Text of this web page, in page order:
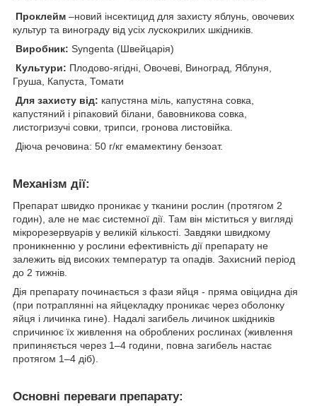
Проклейм –новий інсектицид для захисту яблунь, овочевих
культур та винограду від усіх лускокрилих шкідників.
Виробник: Syngenta (Швейцарія)
Культури: Плодово-ягідні, Овочеві, Виноград, Яблуня,
Груша, Капуста, Томати
Для захисту від: капустяна міль, капустяна совка,
капустяний і ріпаковий білани, бавовникова совка,
листогризучі совки, трипси, гронова листовійка.
Діюча речовина: 50 г/кг емамектину бензоат.
Механізм дії:
Препарат швидко проникає у тканини рослин (протягом 2
годин), але не має системної дії. Там він міститься у вигляді
мікрорезервуарів у великій кількості. Завдяки швидкому
проникненню у рослини ефективність дії препарату не
залежить від високих температур та опадів. Захисний період
до 2 тижнів.
Дія препарату починається з фази яйця - пряма овіцидна дія
(при потраплянні на яйцекладку проникає через оболонку
яйця і личинка гине). Надалі загибель личинок шкідників
спричинює їх живлення на оброблених рослинах (живлення
припиняється через 1–4 години, повна загибель настає
протягом 1–4 діб).
Основні переваги препарату: